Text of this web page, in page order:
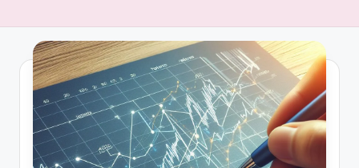
t
e
c
h
.
estatistica.